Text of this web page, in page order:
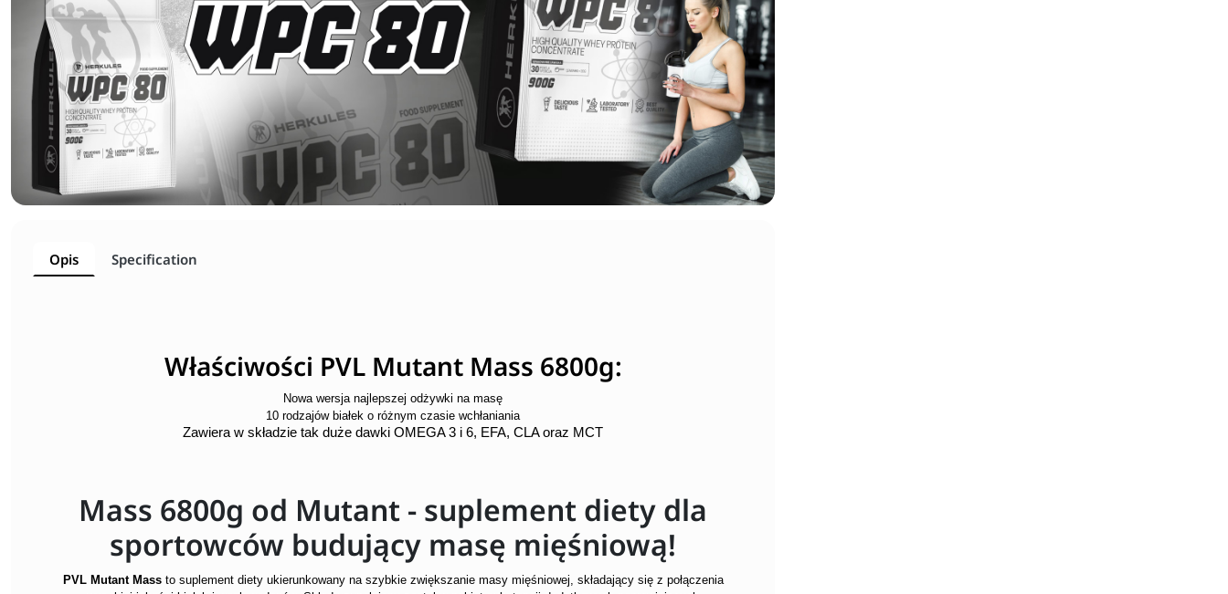
Opis Specification
Właściwości PVL Mutant Mass 6800g:
Nowa wersja najlepszej odżywki na masę
10 rodzajów białek o różnym czasie wchłaniania
Zawiera w składzie tak duże dawki OMEGA 3 i 6, EFA, CLA oraz MCT
Mass 6800g od Mutant - suplement diety dla
sportowców budujący masę mięśniową!
PVL Mutant Mass to suplement diety ukierunkowany na szybkie zwiększanie masy mięśniowej, składający się z połączenia